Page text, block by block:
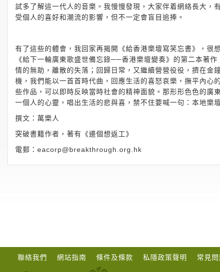
試多了解這一代人的音樂。我慢慢發現，大家伴着網絡長大
受個人的喜好和潮流的影響，但不一定會盲目追捧。
有了這些的體會，我回家再揭開《給香港樂壇寫笑忘書》，
《給下一輪廣東歌盛世備忘錄──香港樂壇變奏》的第二本著
情的無助，離散的失落；回歸日常，又繼續營營役役，擠在
機，我們能以一首首時代曲，回應生活的喜怒哀樂，撫平內
些作品，可以即時反映當時社會的精神面貌。那形形色色的
一個人的心靈，唱出生活的悲與喜，禁不住要喊一句：本地樂
撰文：萬樂人
突破書籍作者，著有《邊個想返工》
電郵： eacorp@breakthrough.org.hk
聯絡我們 網站指南 條件及條款 私隱政策聲明 常見